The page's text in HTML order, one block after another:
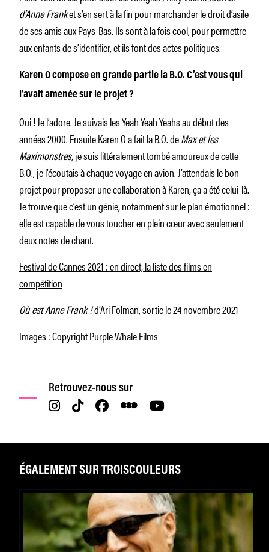
d’Anne Franket s’en sert à la fin pour marchander le droit d’asile
de ses amis aux Pays-Bas. Ils sont à la fois cool, pour permettre
aux enfants de s’identifier, et ils font des actes politiques.
Karen O compose en grande partie la B.O. C’est vous qui
l’avait amenée sur le projet ?
Oui ! Je l’adore. Je suivais les Yeah Yeah Yeahs au début des
années 2000. Ensuite Karen O a fait la B.O. deMax et les
Maximonstres,je suis littéralement tombé amoureux de cette
B.O., je l’écoutais à chaque voyage en avion. J’attendais le bon
projet pour proposer une collaboration à Karen, ça a été celui-là.
Je trouve que c’est un génie, notamment sur le plan émotionnel :
elle est capable de vous toucher en plein cœur avec seulement
deux notes de chant.
Festival de Cannes 2021 : en direct, la liste des films en
compétition
Où est Anne Frank !d’Ari Folman, sortie le 24 novembre 2021
Images : Copyright Purple Whale Films
Retrouvez-nous sur
ÉGALEMENT SUR TROISCOULEURS